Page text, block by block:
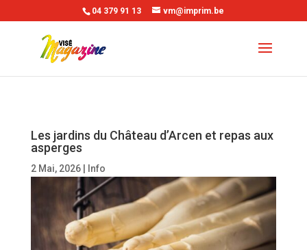
04 379 91 13 vm@imprim.be
Les jardins du Château d’Arcen et repas aux
asperges
2 Mai, 2026| Info